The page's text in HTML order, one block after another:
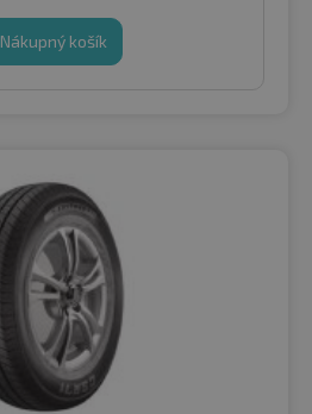
Nákupný košík